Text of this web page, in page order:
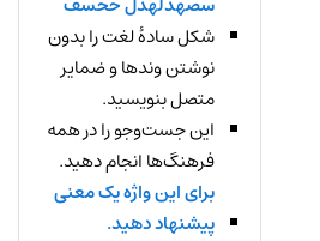
شکل سادهٔ لغت را بدون
نوشتن وندها و ضمایر
متصل بنویسید.
این جست‌وجو را در همه
فرهنگ‌ها انجام دهید.
برای این واژه یک معنی
پیشنهاد دهید.